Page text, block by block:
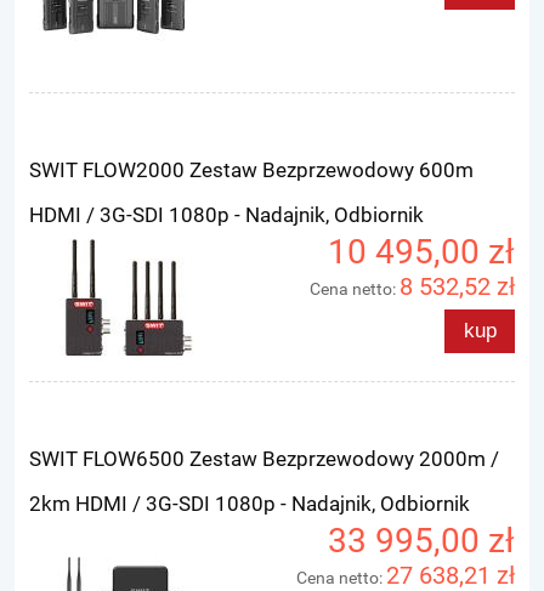
SWIT FLOW2000 Zestaw Bezprzewodowy 600m
HDMI / 3G-SDI 1080p - Nadajnik, Odbiornik
10 495,00 zł
Cena netto: 8 532,52 zł
kup
SWIT FLOW6500 Zestaw Bezprzewodowy 2000m /
2km HDMI / 3G-SDI 1080p - Nadajnik, Odbiornik
33 995,00 zł
Cena netto: 27 638,21 zł